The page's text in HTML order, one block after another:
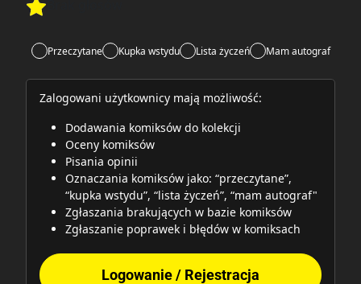
Rate this item:
Przeczytane Kupka wstydu Lista życzeń Mam autograf
Zalogowani użytkownicy mają możliwość:
Dodawania komiksów do kolekcji
Oceny komiksów
Pisania opinii
Oznaczania komiksów jako: “przeczytane”,
“kupka wstydu”, “lista życzeń”, “mam autograf"
Zgłaszania brakujących w bazie komiksów
Zgłaszanie poprawek i błędów w komiksach
Logowanie / Rejestracja